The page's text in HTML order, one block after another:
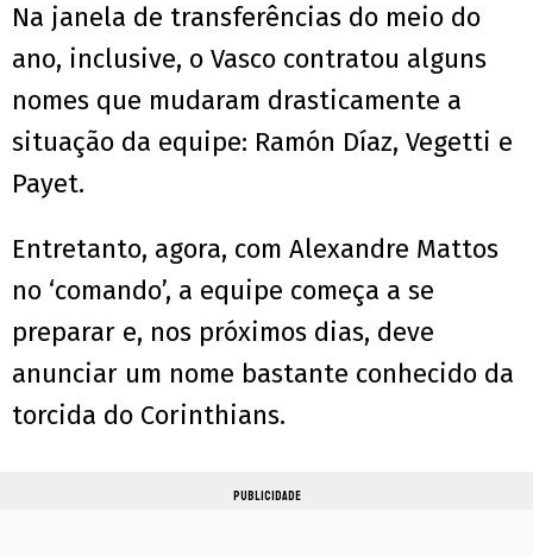
Na janela de transferências do meio do
ano, inclusive, o Vasco contratou alguns
nomes que mudaram drasticamente a
situação da equipe: Ramón Díaz, Vegetti e
Payet.
Entretanto, agora, com Alexandre Mattos
no ‘comando’, a equipe começa a se
preparar e, nos próximos dias, deve
anunciar um nome bastante conhecido da
torcida do Corinthians.
PUBLICIDADE